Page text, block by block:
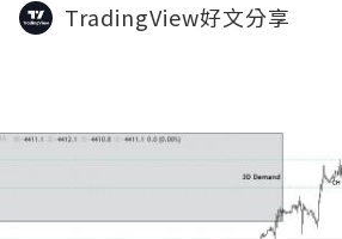
TradingView好文分享